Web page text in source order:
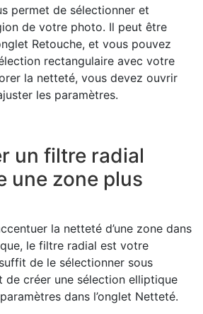
permet de sélectionner et
de votre photo. Il peut être
Retouche, et vous pouvez
rectangulaire avec votre
la netteté, vous devez ouvrir
les paramètres.
un filtre radial
une zone plus
la netteté d’une zone dans
le filtre radial est votre
de le sélectionner sous
de créer une sélection elliptique
dans l’onglet Netteté.